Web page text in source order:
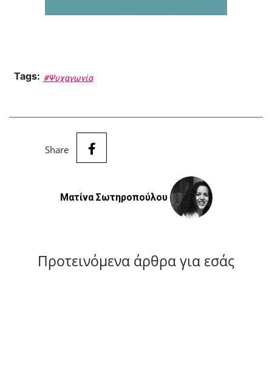
Tags: #Ψυχαγωγία
Share
Ματίνα Σωτηροπούλου
Προτεινόμενα άρθρα για εσάς